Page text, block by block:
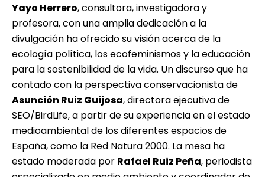
Yayo Herrero, consultora, investigadora y
profesora, con una amplia dedicación a la
divulgación ha ofrecido su visión acerca de la
ecología política, los ecofeminismos y la educación
para la sostenibilidad de la vida. Un discurso que ha
contado con la perspectiva conservacionista de
Asunción Ruiz Guijosa, directora ejecutiva de
SEO/BirdLife, a partir de su experiencia en el estado
medioambiental de los diferentes espacios de
España, como la Red Natura 2000. La mesa ha
estado moderada por Rafael Ruiz Peña, periodista